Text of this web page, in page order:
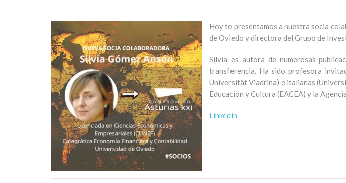
Hoy te presentamos a nuestra socia
de Oviedo y directora del Grupo de
Silvia es autora de numerosas
transferencia. Ha sido profesora
Universität Viadrina) e italianas
Educación y Cultura (EACEA) y la
Linkedin